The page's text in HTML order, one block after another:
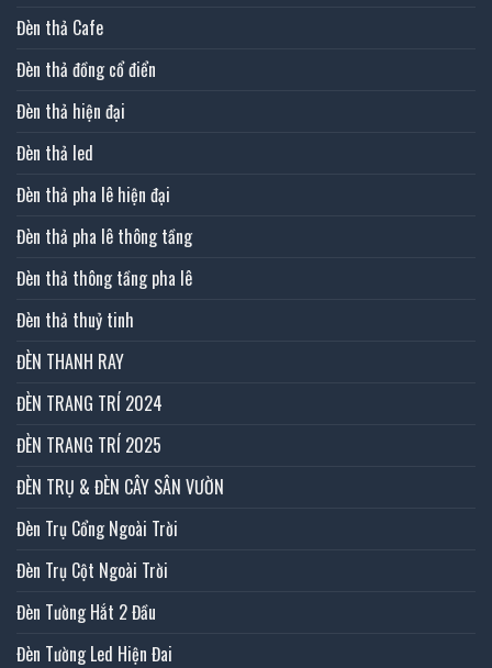
Đèn thả Cafe
Đèn thả đồng cổ điển
Đèn thả hiện đại
Đèn thả led
Đèn thả pha lê hiện đại
Đèn thả pha lê thông tầng
Đèn thả thông tầng pha lê
Đèn thả thuỷ tinh
ĐÈN THANH RAY
ĐÈN TRANG TRÍ 2024
ĐÈN TRANG TRÍ 2025
ĐÈN TRỤ & ĐÈN CÂY SÂN VƯỜN
Đèn Trụ Cổng Ngoài Trời
Đèn Trụ Cột Ngoài Trời
Đèn Tường Hắt 2 Đầu
Đèn Tường Led Hiện Đai